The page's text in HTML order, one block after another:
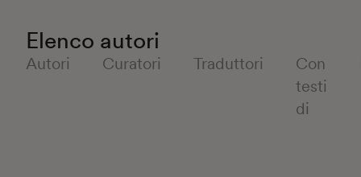
Elenco autori
Curatori
Con
testi
di
Autori Traduttori